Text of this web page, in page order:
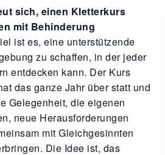
sich, einen Kletterkurs
mit Behinderung
ist es, eine unterstützende
zu schaffen, in der jeder
entdecken kann. Der Kurs
das ganze Jahr über statt und
Gelegenheit, die eigenen
neue Herausforderungen
mit Gleichgesinnten
Die Idee ist, das